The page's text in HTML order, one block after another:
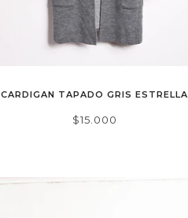
CARDIGAN TAPADO GRIS ESTRELLA
$15.000